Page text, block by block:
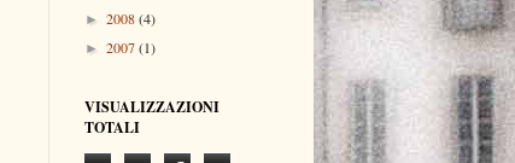
► 2008(4)
► 2007(1)
VISUALIZZAZIONI
TOTALI